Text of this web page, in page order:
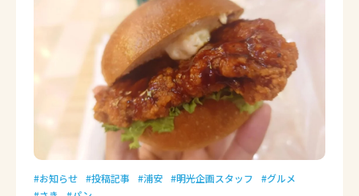
お知らせ 投稿記事 浦安 明光企画スタッフ
グルメ